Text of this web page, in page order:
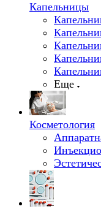
Капельницы
Еще
Косметология